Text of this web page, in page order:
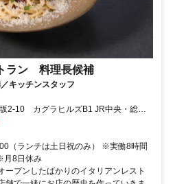
ラン 料理長候補
キッチンスタッフ
・南北線
駅 徒歩6分
（ランチは土日祝のみ） ※実働8時間
月8日休み
ープンしたばかりのイタリアンレスト